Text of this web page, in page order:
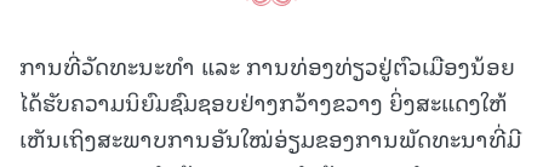
ການທີ່ວັດທະນະທໍາ ແລະ ການທ່ອງທ່ຽວຢູ່ຕົວເມືອງນ້ອຍ
ໄດ້ຮັບຄວາມນິຍົມຊົມຊອບຢ່າງກວ້າງຂວາງ ຍິ່ງສະແດງໃຫ້
ເຫັນເຖິງສະພາບການອັນໃໝ່ອ່ຽມຂອງການພັດທະນາທີ່ມີ